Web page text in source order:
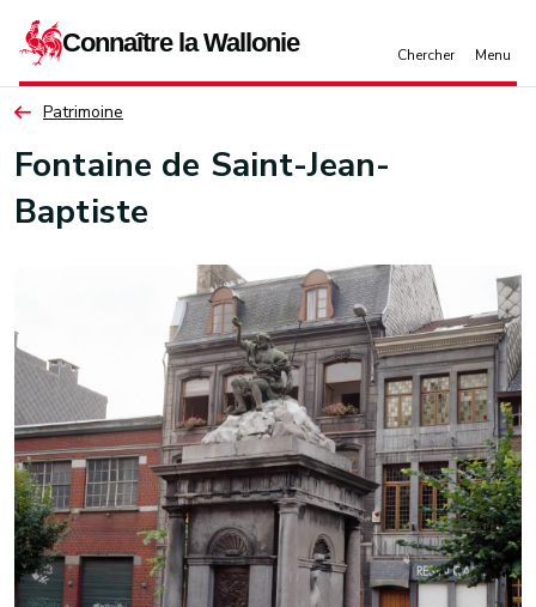
Patrimoine
Fontaine de Saint-Jean-
Baptiste